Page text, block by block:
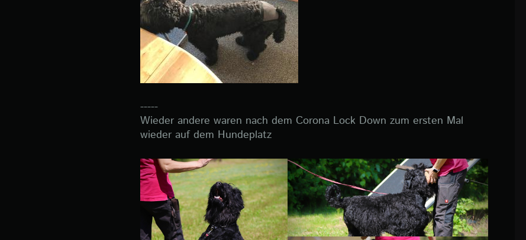
-----
Wieder andere waren nach dem Corona Lock Down zum ersten Mal
wieder auf dem Hundeplatz